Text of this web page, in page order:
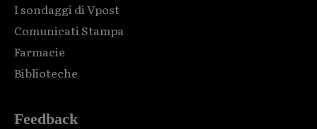
I sondaggi di Vpost
Comunicati Stampa
Farmacie
Biblioteche
Feedback